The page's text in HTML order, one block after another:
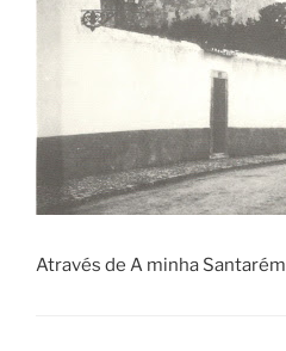
Através de A minha Santarém